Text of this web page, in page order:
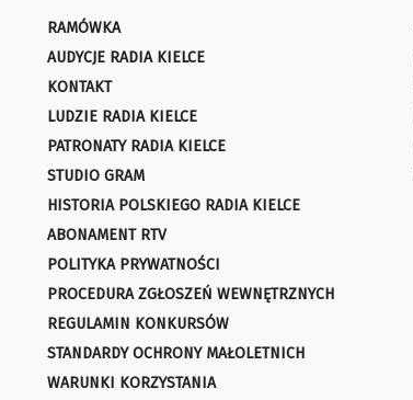
RAMÓWKA
AUDYCJE RADIA KIELCE
KONTAKT
LUDZIE RADIA KIELCE
PATRONATY RADIA KIELCE
STUDIO GRAM
HISTORIA POLSKIEGO RADIA KIELCE
ABONAMENT RTV
POLITYKA PRYWATNOŚCI
PROCEDURA ZGŁOSZEŃ WEWNĘTRZNYCH
REGULAMIN KONKURSÓW
STANDARDY OCHRONY MAŁOLETNICH
WARUNKI KORZYSTANIA